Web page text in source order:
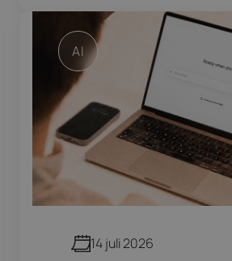
niemand blij van wordt.…
AI
14 juli 2026